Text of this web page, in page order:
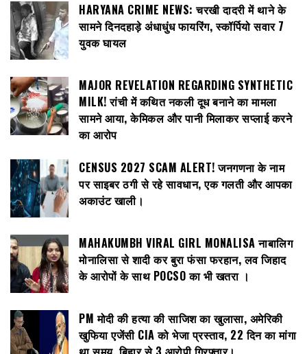
HARYANA CRIME NEWS: चरखी दादरी में थाने के
सामने दिनदहाड़े अंधाधुंध फायरिंग, स्कॉर्पियो सवार 7
युवक घायल
MAJOR REVELATION REGARDING SYNTHETIC
MILK! रांची में कथित नकली दूध बनाने का मामला
सामने आया, केमिकल और पानी मिलाकर सप्लाई करने
का आरोप
CENSUS 2027 SCAM ALERT! जनगणना के नाम
पर साइबर ठगी से रहे सावधान, एक गलती और आपका
अकाउंट खाली।
MAHAKUMBH VIRAL GIRL MONALISA नाबालिग
मोनालिसा से शादी कर बुरा फंसा फरहान, लव जिहाद
के आरोपों के साथ POCSO का भी खतरा ।
PM मोदी की हत्या की साजिश का खुलासा, अमेरिकी
खुफिया एजेंसी CIA को भेजा प्रस्ताव, 22 दिन का मांगा